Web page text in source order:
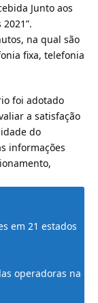
Junto aos
na qual são
fixa, telefonia
foi adotado
a satisfação
do
informações
em 21 estados
operadoras na